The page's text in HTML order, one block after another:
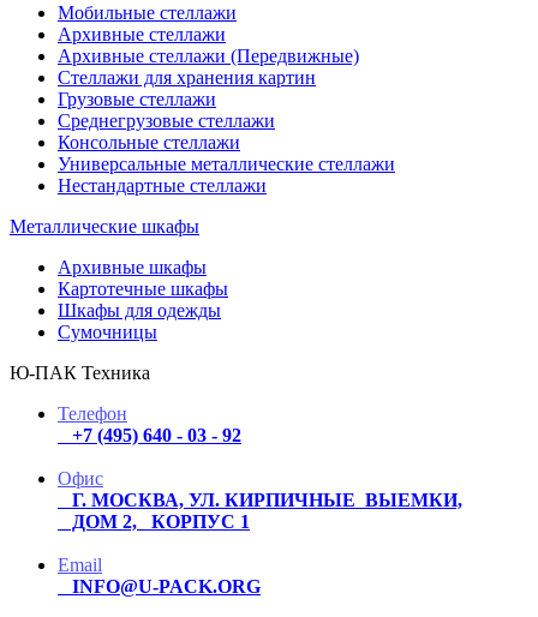
Мобильные стеллажи
Архивные стеллажи
Архивные стеллажи (Передвижные)
Стеллажи для хранения картин
Грузовые стеллажи
Среднегрузовые стеллажи
Консольные стеллажи
Универсальные металлические стеллажи
Нестандартные стеллажи
Металлические шкафы
Архивные шкафы
Картотечные шкафы
Шкафы для одежды
Сумочницы
Ю-ПАК Техника
Телефон
+7 (495) 640 - 03 - 92
Офис
Г. МОСКВА, УЛ. КИРПИЧНЫЕ ВЫЕМКИ,
ДОМ 2, КОРПУС 1
Email
INFO@U-PACK.ORG